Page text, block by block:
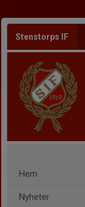
Stenstorps IF
Hem
Nyheter